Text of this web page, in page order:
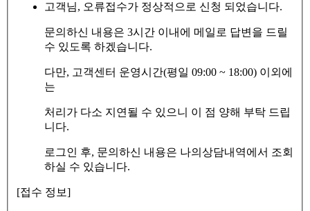
고객님, 오류접수가 정상적으로 신청 되었습니다.
문의하신 내용은 3시간 이내에 메일로 답변을 드릴
수 있도록 하겠습니다.
다만, 고객센터 운영시간(평일 09:00 ~ 18:00) 이외에
는
처리가 다소 지연될 수 있으니 이 점 양해 부탁 드립
니다.
로그인 후, 문의하신 내용은 나의상담내역에서 조회
하실 수 있습니다.
[접수 정보]